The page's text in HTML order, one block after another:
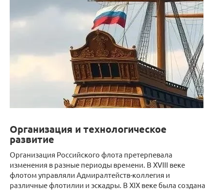
Организация и технологическое
развитие
Организация Российского флота претерпевала
изменения в разные периоды времени. В XVIII веке
флотом управляли Адмиралтейств-коллегия и
различные флотилии и эскадры. В XIX веке была создана